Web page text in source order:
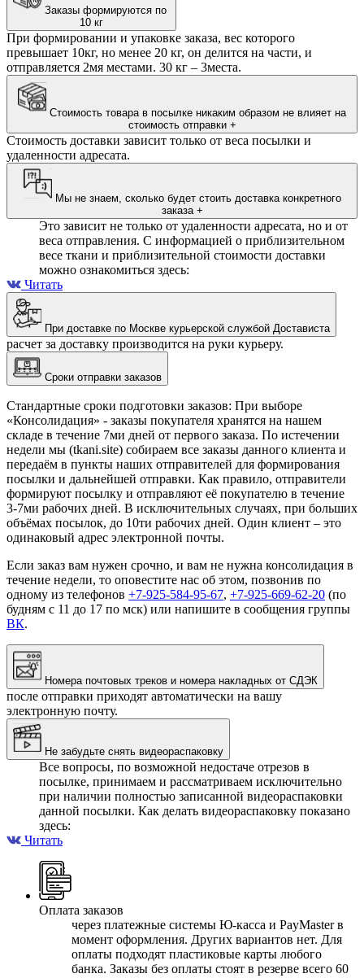
Заказы формируются по
10 кг
При формировании и упаковке заказа, вес которого
превышает 10кг, но менее 20 кг, он делится на части, и
отправляется 2мя местами. 30 кг – 3места.
стоимость отправки +
Стоимость доставки зависит только от веса посылки и
удаленности адресата.
Мы не знаем, сколько будет стоить доставка конкретного
заказа +
Это зависит не только от удаленности адресата, но и от
веса отправления. С информацией о приблизительном
весе ткани и приблизительной стоимости доставки
можно ознакомиться здесь:
Читать
При доставке по Москве курьерской службой Достависта
расчет за доставку производится на руки курьеру.
Сроки отправки заказов
Стандартные сроки подготовки заказов: При выборе
«Консолидация» - заказы покупателя хранятся на нашем
складе в течение 7ми дней от первого заказа. По истечении
недели мы (tkani.site) собираем все заказы данного клиента и
передаём в пункты наших отправителей для формирования
посылки и дальнейшей отправки. Как правило, отправители
формируют посылку и отправляют её покупателю в течение
3-7ми рабочих дней. В исключительных случаях, при больших
объёмах посылок, до 10ти рабочих дней. Один клиент – это
одинаковый адрес электронной почты.
Если заказ вам нужен срочно, и вам не нужна консолидация в
течение недели, то оповестите нас об этом, позвонив по
одному из телефонов +7-925-584-95-67, +7-925-669-62-20 (по
будням с 11 до 17 по мск) или напишите в сообщения группы
ВК.
Номера почтовых треков и номера накладных от СДЭК
после отправки приходят автоматически на вашу
электронную почту.
Не забудьте снять видеораспаковку
Все вопросы, по возможной недостаче отрезов в
посылке, принимаем и рассматриваем исключительно
при наличии полностью записанной видеораспаковки
данной посылки. Как делать видеораспаковку показано
здесь:
Читать
Оплата заказов
через платежные системы Ю-касса и PayMaster в
момент оформления. Других вариантов нет. Для
оплаты подходят пластиковые карты любого
банка. Заказы без оплаты стоят в резерве всего 60